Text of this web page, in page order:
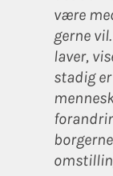
være
gerne
laver,
stadig